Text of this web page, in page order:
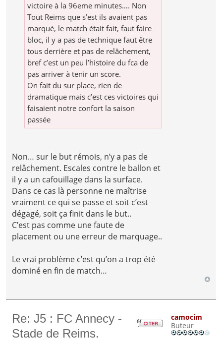
victoire à la 96eme minutes…. Non
Tout Reims que s’est ils avaient pas
marqué, le match était fait, faut faire
bloc, il y a pas de technique faut être
tous derrière et pas de relâchement,
bref c’est un peu l’histoire du fca de
pas arriver à tenir un score.
On fait du sur place, rien de
dramatique mais c’est ces victoires qui
faisaient notre confort la saison
passée
Non… sur le but rémois, n’y a pas de
relâchement. Escales contre le ballon et
il y a un cafouillage dans la surface.
Dans ce cas là personne ne maîtrise
vraiment ce qui se passe et soit c’est
dégagé, soit ça finit dans le but..
C’est pas comme une faute de
placement ou une erreur de marquage..
Le vrai problème c’est qu’on a trop été
dominé en fin de match…
Re: J5 : FC Annecy -
Stade de Reims.
camocim
Buteur